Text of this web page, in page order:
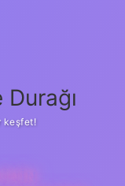
keşfet!